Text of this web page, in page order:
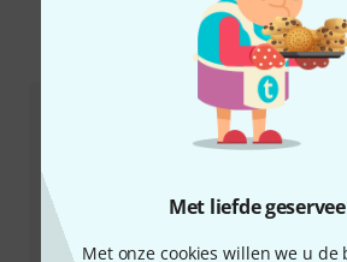
Met liefde
Met onze cookies willen we u de
Zo kunt u ons
Klantenservice